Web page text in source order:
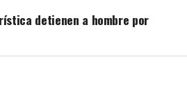
detienen a hombre por